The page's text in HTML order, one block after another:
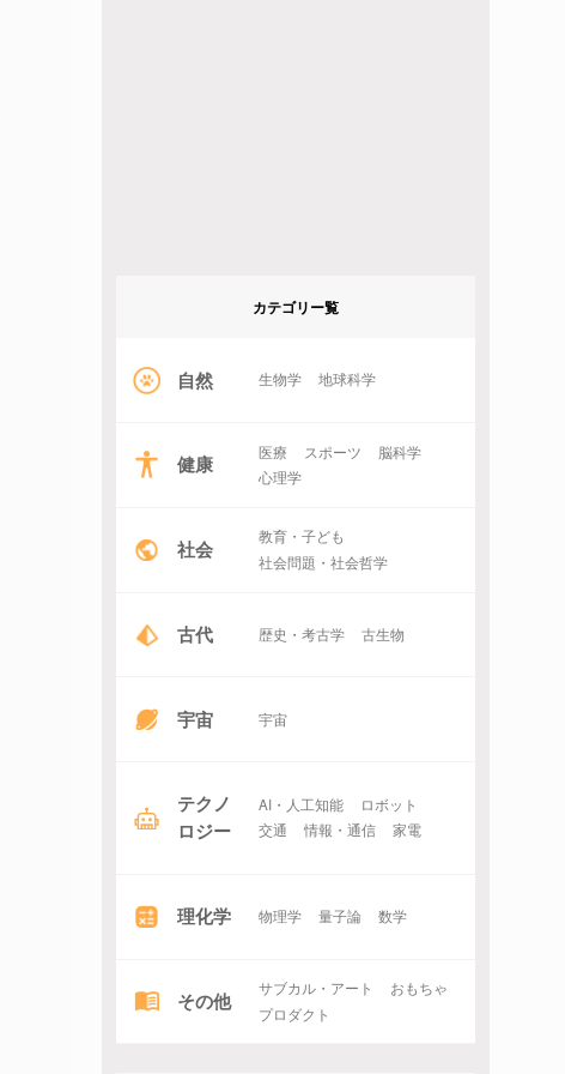
カテゴリー覧
自然 生物学 地球科学
健康 医療 スポーツ
脳科学
心理学
社会
教育・子ども
社会問題・社会哲学
古代 歴史・考古学 古生物
宇宙 宇宙
テクノ
ロジー
AI・人工知能
ロボット
交通
情報・通信 家電
理化学 物理学 量子論 数学
その他 サブカル・アート
おもちゃ
プロダクト